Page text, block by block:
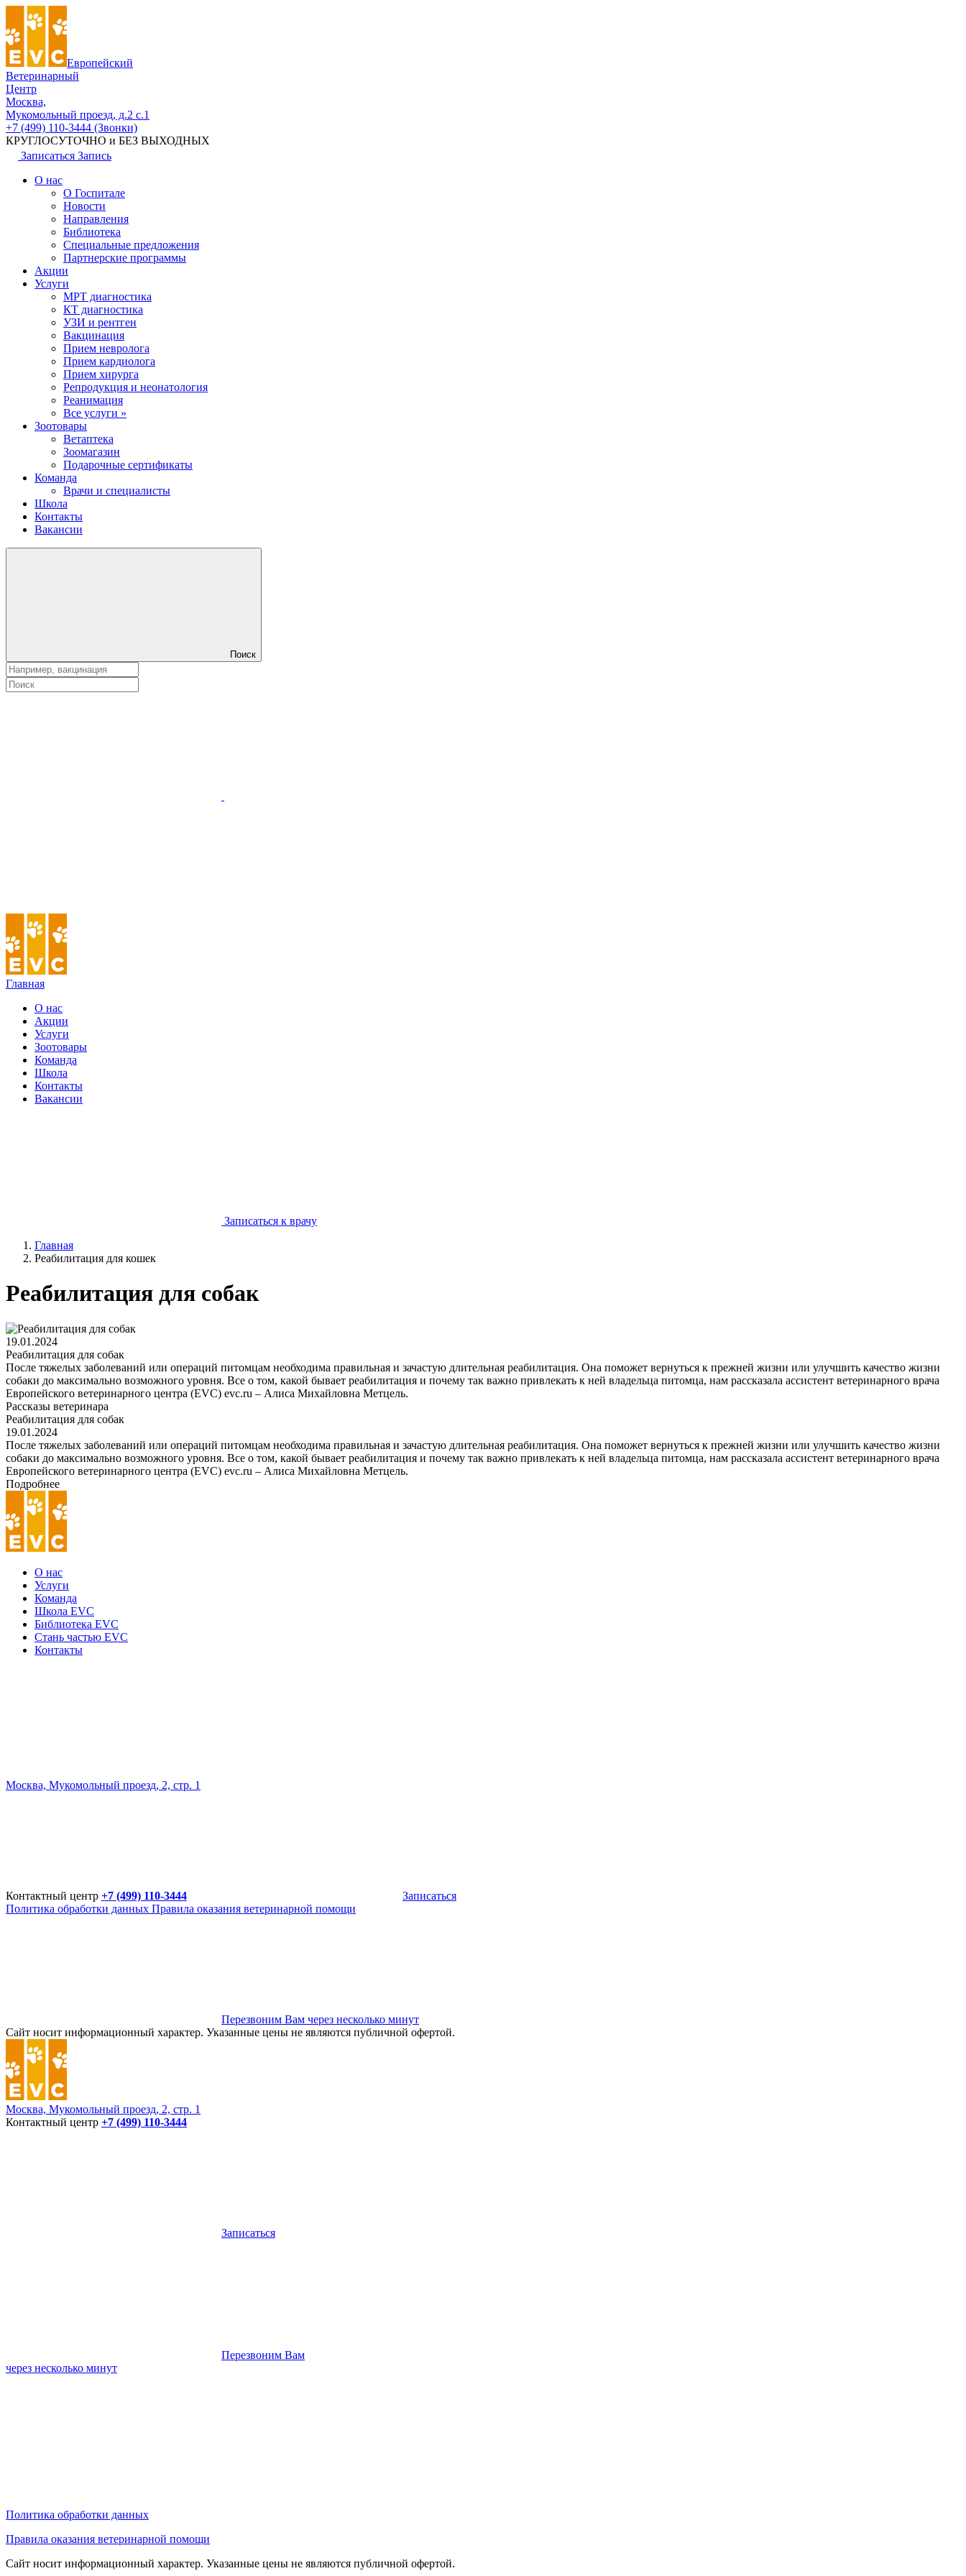
Европейский
Ветеринарный
Центр
Москва,
Мукомольный проезд, д.2 с.1
+7 (499) 110-3444 (Звонки)
КРУГЛОСУТОЧНО и БЕЗ ВЫХОДНЫХ
Записаться Запись
О нас
О Госпитале
Новости
Направления
Библиотека
Специальные предложения
Партнерские программы
Акции
Услуги
МРТ диагностика
КТ диагностика
УЗИ и рентген
Вакцинация
Прием невролога
Прием кардиолога
Прием хирурга
Репродукция и неонатология
Реанимация
Все услуги »
Зоотовары
Ветаптека
Зоомагазин
Подарочные сертификаты
Команда
Врачи и специалисты
Школа
Контакты
Вакансии
Поиск
Главная
О нас
Акции
Услуги
Зоотовары
Команда
Школа
Контакты
Вакансии
Записаться к врачу
Главная
Реабилитация для кошек
Реабилитация для собак
19.01.2024
Реабилитация для собак
После тяжелых заболеваний или операций питомцам необходима правильная и зачастую длительная реабилитация. Она поможет вернуться к прежней жизни или улучшить качество жизни
собаки до максимально возможного уровня. Все о том, какой бывает реабилитация и почему так важно привлекать к ней владельца питомца, нам рассказала ассистент ветеринарного врача
Европейского ветеринарного центра (EVC) evc.ru – Алиса Михайловна Метцель.
Рассказы ветеринара
Реабилитация для собак
19.01.2024
После тяжелых заболеваний или операций питомцам необходима правильная и зачастую длительная реабилитация. Она поможет вернуться к прежней жизни или улучшить качество жизни
собаки до максимально возможного уровня. Все о том, какой бывает реабилитация и почему так важно привлекать к ней владельца питомца, нам рассказала ассистент ветеринарного врача
Европейского ветеринарного центра (EVC) evc.ru – Алиса Михайловна Метцель.
Подробнее
О нас
Услуги
Команда
Школа EVC
Библиотека EVC
Стань частью EVC
Контакты
Москва, Мукомольный проезд, 2, стр. 1
Контактный центр +7 (499) 110-3444
Записаться
Политика обработки данных Правила оказания ветеринарной помощи
Перезвоним Вам через несколько минут
Сайт носит информационный характер. Указанные цены не являются публичной офертой.
Москва, Мукомольный проезд, 2, стр. 1
Контактный центр +7 (499) 110-3444
Записаться
Перезвоним Вам
через несколько минут
Политика обработки данных
Правила оказания ветеринарной помощи
Сайт носит информационный характер. Указанные цены не являются публичной офертой.